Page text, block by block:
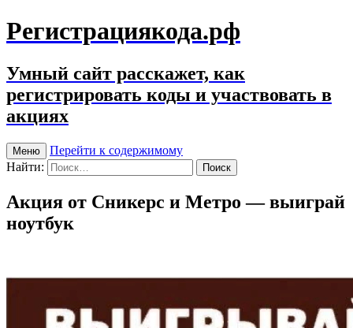
Регистрациякода.рф
Умный сайт расскажет, как
регистрировать коды и участвовать в
акциях
Меню
Перейти к содержимому
Найти:
Акция от Сникерс и Метро — выиграй
ноутбук